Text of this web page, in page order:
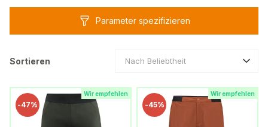
Parameter spezifizieren
Sortieren Nach Beliebtheit
Wir empfehlen
-47%
Wir empfehlen
-45%